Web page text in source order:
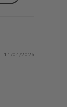
11/04/2026